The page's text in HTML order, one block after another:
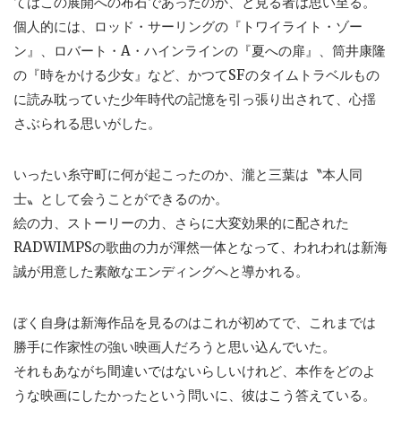
個人的には、ロッド・サーリングの『トワイライト・ゾー
ン』、ロバート・A・ハインラインの『夏への扉』、筒井康隆
の『時をかける少女』など、かつてSFのタイムトラベルもの
に読み耽っていた少年時代の記憶を引っ張り出されて、心揺
さぶられる思いがした。
いったい糸守町に何が起こったのか、瀧と三葉は〝本人同
士〟として会うことができるのか。
絵の力、ストーリーの力、さらに大変効果的に配された
RADWIMPSの歌曲の力が渾然一体となって、われわれは新海
誠が用意した素敵なエンディングへと導かれる。
ぼく自身は新海作品を見るのはこれが初めてで、これまでは
勝手に作家性の強い映画人だろうと思い込んでいた。
それもあながち間違いではないらしいけれど、本作をどのよ
うな映画にしたかったという問いに、彼はこう答えている。